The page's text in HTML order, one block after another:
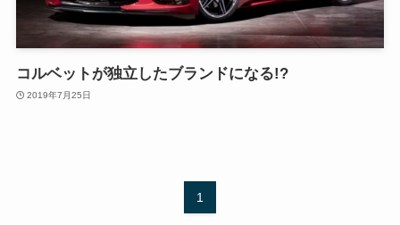
コルベットが独立したブランドになる!?
2019年7月25日
1